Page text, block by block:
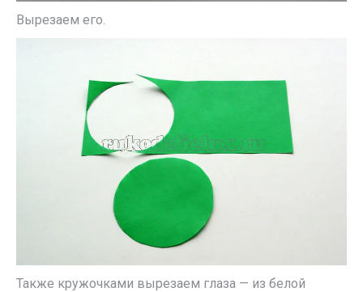
Вырезаем его.
Также кружочками вырезаем глаза — из белой